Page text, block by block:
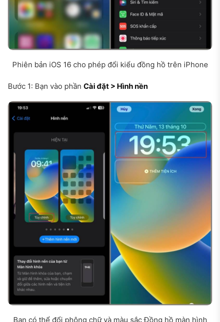
Phiên bản iOS 16 cho phép đổi kiểu đồng hồ trên iPhone
Bước 1: Bạn vào phần Cài đặt > Hình nền
Bạn có thể đổi phông chữ và màu sắc Đồng hồ màn hình